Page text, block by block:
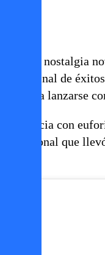
y nostalgia
voz original de
para lanzarse
la noticia con
emocional que